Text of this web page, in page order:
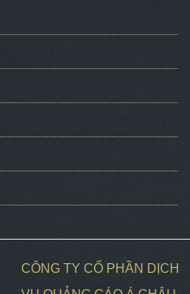
CÔNG TY CỔ PHẦN DỊCH